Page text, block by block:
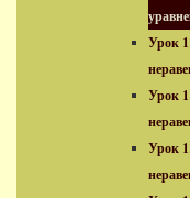
Урок
Урок
Урок